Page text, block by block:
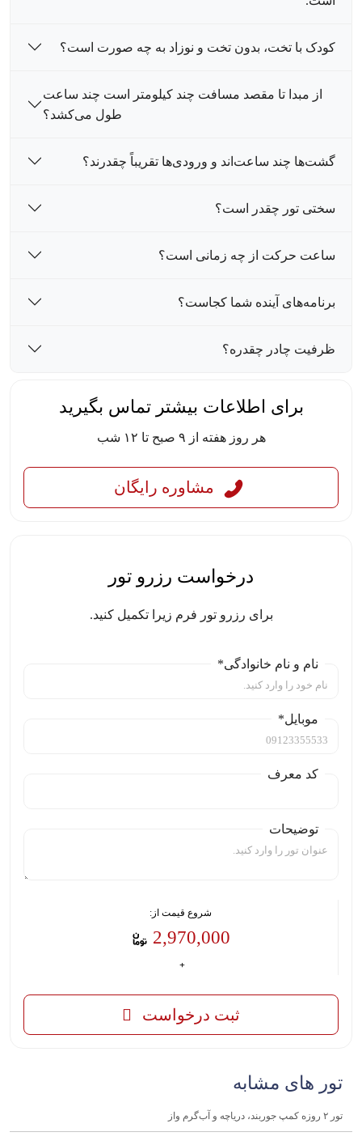
کودک با تخت، بدون تخت و نوزاد به چه صورت است؟
از مبدا تا مقصد مسافت چند کیلومتر است چند ساعت
طول می‌کشد؟
گشت‌ها چند ساعت‌اند و ورودی‌ها تقریباً چقدرند؟
سختی تور چقدر است؟
ساعت حرکت از چه زمانی است؟
برنامه‌های آینده شما کجاست؟
ظرفیت چادر چقدره؟
برای اطلاعات بیشتر تماس بگیرید
هر روز هفته از ۹ صبح تا ۱۲ شب
مشاوره رایگان
درخواست رزرو تور
برای رزرو تور فرم زیرا تکمیل کنید.
نام و نام خانوادگی*
موبایل*
کد معرف
توضیحات
شروع قیمت از:
2,970,000
ثبت درخواست
تور های مشابه
تور ۲ روزه کمپ جوربند، دریاچه و آب‌گرم واز